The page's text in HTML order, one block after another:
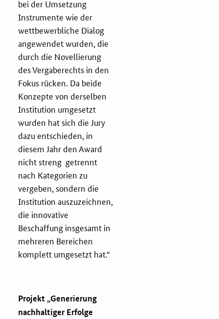
bei der Umsetzung
Instrumente wie der
wettbewerbliche Dialog
angewendet wurden, die
durch die Novellierung
des Vergaberechts in den
Fokus rücken. Da beide
Konzepte von derselben
Institution umgesetzt
wurden hat sich die Jury
dazu entschieden, in
diesem Jahr den Award
nicht streng getrennt
nach Kategorien zu
vergeben, sondern die
Institution auszuzeichnen,
die innovative
Beschaffung insgesamt in
mehreren Bereichen
komplett umgesetzt hat.“
Projekt „Generierung
nachhaltiger Erfolge